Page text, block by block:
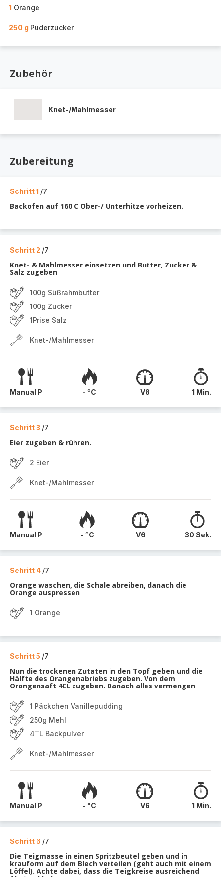
1 Orange
250 g Puderzucker
Zubehör
Knet-/Mahlmesser
Zubereitung
Schritt 1 /7
Backofen auf 160 C Ober-/ Unterhitze vorheizen.
Schritt 2 /7
Knet- & Mahlmesser einsetzen und Butter, Zucker &
Salz zugeben
100g Süßrahmbutter
100g Zucker
1Prise Salz
Knet-/Mahlmesser
Manual P - °C V8 1 Min.
Schritt 3 /7
Eier zugeben & rühren.
2 Eier
Knet-/Mahlmesser
Manual P - °C V6 30 Sek.
Schritt 4 /7
Orange waschen, die Schale abreiben, danach die
Orange auspressen
1 Orange
Schritt 5 /7
Nun die trockenen Zutaten in den Topf geben und die
Hälfte des Orangenabriebs zugeben. Von dem
Orangensaft 4EL zugeben. Danach alles vermengen
1 Päckchen Vanillepudding
250g Mehl
4TL Backpulver
Knet-/Mahlmesser
Manual P - °C V6 1 Min.
Schritt 6 /7
Die Teigmasse in einen Spritzbeutel geben und in
krauform auf dem Blech verteilen (geht auch mit einem
Löffel). Achte dabei, dass die Teigkreise ausreichend